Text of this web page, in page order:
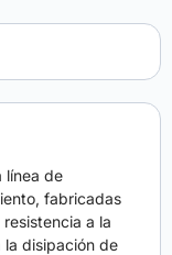
línea de
fabricadas
a la
la disipación de